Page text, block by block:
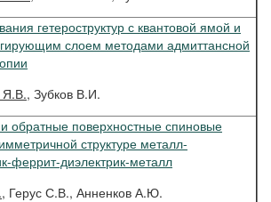
гетероструктур с квантовой ямой и
слоем методами адмиттансной
Я.В., Зубков В.И.
обратные поверхностные спиновые
структуре металл-
феррит-диэлектрик-металл
, Герус С.В., Анненков А.Ю.